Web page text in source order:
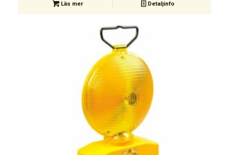
Läs mer Detaljinfo